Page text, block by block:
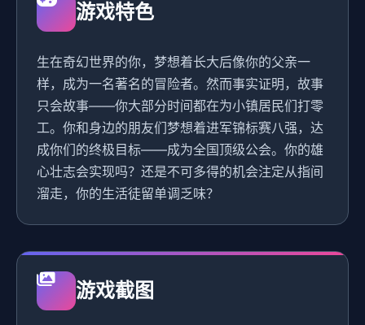
游戏特色
生在奇幻世界的你，梦想着长大后像你的父亲一
样，成为一名著名的冒险者。然而事实证明，故事
只会故事——你大部分时间都在为小镇居民们打零
工。你和身边的朋友们梦想着进军锦标赛八强，达
成你们的终极目标——成为全国顶级公会。你的雄
心壮志会实现吗？还是不可多得的机会注定从指间
溜走，你的生活徒留单调乏味？
游戏截图